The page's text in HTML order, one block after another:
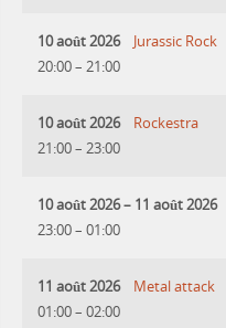
10 août 2026
20:00– 21:00
Jurassic Rock
10 août 2026
21:00– 23:00
Rockestra
10 août 2026– 11 août 2026
23:00– 01:00
11 août 2026
01:00– 02:00
Metal attack